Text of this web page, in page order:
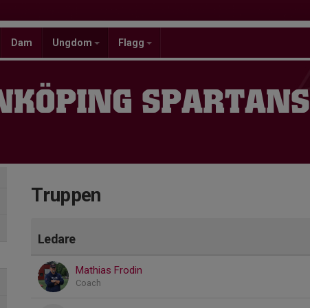
Dam Ungdom Flagg
SPARTANS
Truppen
Ledare
Mathias Frodin
Coach